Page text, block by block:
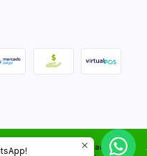
los
Desarrollado por
.